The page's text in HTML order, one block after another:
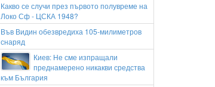
Какво се случи през първото полувреме на
Локо Сф - ЦСКА 1948?
Във Видин обезвредиха 105-милиметров
снаряд
Киев: Не сме изпращали
преднамерено никакви средства
към България